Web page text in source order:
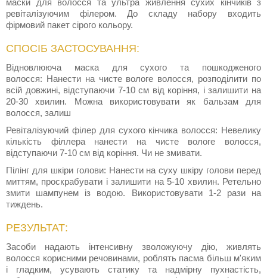
маски для волосся та ультра живлення сухих кінчиків з
ревіталізуючим філером. До складу набору входить
фірмовий пакет сірого кольору.
СПОСІБ ЗАСТОСУВАННЯ:
Відновлююча маска для сухого та пошкодженого
волосся: Нанести на чисте вологе волосся, розподілити по
всій довжині, відступаючи 7-10 см від коріння, і залишити на
20-30 хвилин. Можна використовувати як бальзам для
волосся, залиш
Ревіталізуючий філер для сухого кінчика волосся: Невелику
кількість філлера нанести на чисте вологе волосся,
відступаючи 7-10 см від коріння. Чи не змивати.
Пілінг для шкіри голови: Нанести на суху шкіру голови перед
миттям, проскрабувати і залишити на 5-10 хвилин. Ретельно
змити шампунем із водою. Використовувати 1-2 рази на
тиждень.
РЕЗУЛЬТАТ:
Засоби надають інтенсивну зволожуючу дію, живлять
волосся корисними речовинами, роблять пасма більш м'яким
і гладким, усувають статику та надмірну пухнастість,